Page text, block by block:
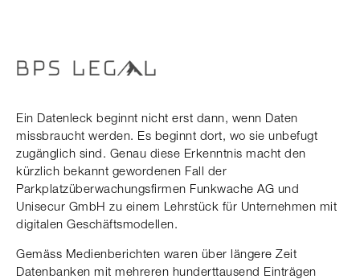
Ein Datenleck beginnt nicht erst dann, wenn Daten
missbraucht werden. Es beginnt dort, wo sie unbefugt
zugänglich sind. Genau diese Erkenntnis macht den
kürzlich bekannt gewordenen Fall der
Parkplatzüberwachungsfirmen Funkwache AG und
Unisecur GmbH zu einem Lehrstück für Unternehmen mit
digitalen Geschäftsmodellen.
Gemäss Medienberichten waren über längere Zeit
Datenbanken mit mehreren hunderttausend Einträgen